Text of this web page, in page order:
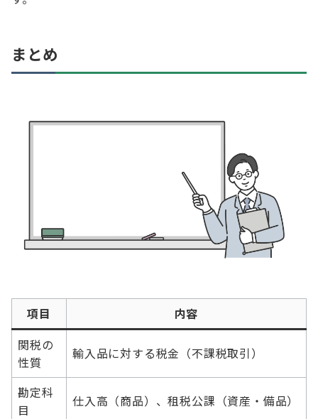
まとめ
項目
内容
関税の
性質
輸入品に対する税金（不課税取引）
勘定科
目
仕入高（商品）、租税公課（資産・備品）